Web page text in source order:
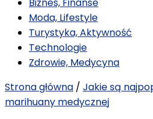
Informacji
Moda, Lifestyle
Turystyka, Aktywność
Technologie
Zdrowie, Medycyna
Strona główna / Jakie są
marihuany medycznej